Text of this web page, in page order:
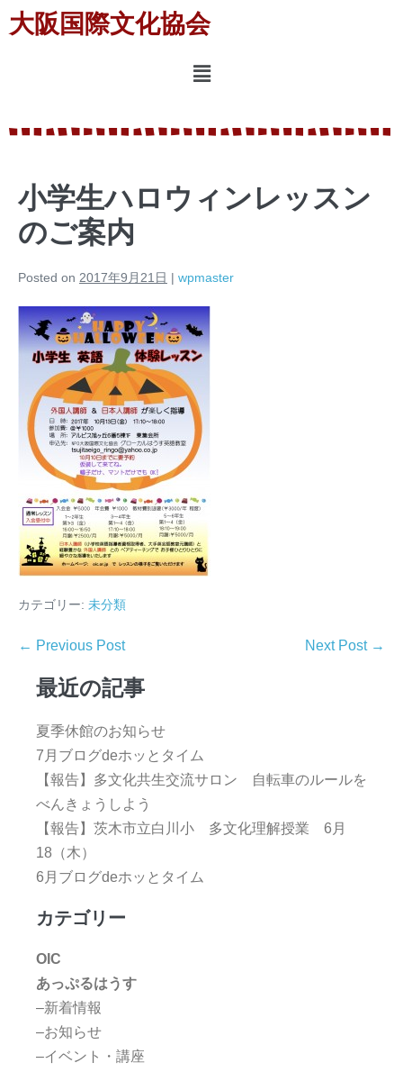
大阪国際文化協会
小学生ハロウィンレッスン
のご案内
Posted on 2017年9月21日 | wpmaster
カテゴリー: 未分類
← Previous Post Next Post →
最近の記事
夏季休館のお知らせ
7月ブログdeホッとタイム
【報告】多文化共生交流サロン 自転車のルールを
べんきょうしよう
【報告】茨木市立白川小 多文化理解授業 6月
18（木）
6月ブログdeホッとタイム
カテゴリー
OIC
あっぷるはうす
–新着情報
–お知らせ
–イベント・講座